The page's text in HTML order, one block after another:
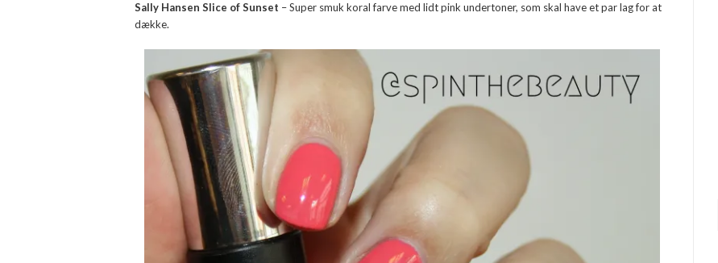
Sally Hansen Slice of Sunset – Super smuk koral farve med lidt pink undertoner, som skal have et par lag for at
dække.